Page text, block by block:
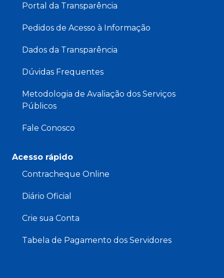
Portal da Transparência
Pedidos de Acesso à Informação
Dados da Transparência
Dúvidas Frequentes
Metodologia de Avaliação dos Serviços
Públicos
Fale Conosco
Acesso rápido
Contracheque Online
Diário Oficial
Crie sua Conta
Tabela de Pagamento dos Servidores